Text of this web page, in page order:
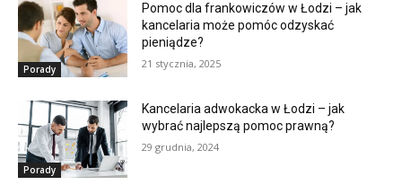
Porady
Pomoc dla frankowiczów w Łodzi – jak
kancelaria może pomóc odzyskać
pieniądze?
21 stycznia, 2025
Porady
Kancelaria adwokacka w Łodzi – jak
wybrać najlepszą pomoc prawną?
29 grudnia, 2024